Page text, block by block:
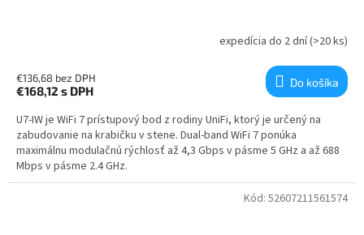
expedícia do 2 dní(>20 ks)
€136,68 bez DPH
€168,12 s DPH
Do košíka
U7-IW je WiFi 7 prístupový bod z rodiny UniFi, ktorý je určený na
zabudovanie na krabičku v stene. Dual-band WiFi 7 ponúka
maximálnu modulačnú rýchlosť až 4,3 Gbps v pásme 5 GHz a až 688
Mbps v pásme 2.4 GHz.
Kód: 52607211561574